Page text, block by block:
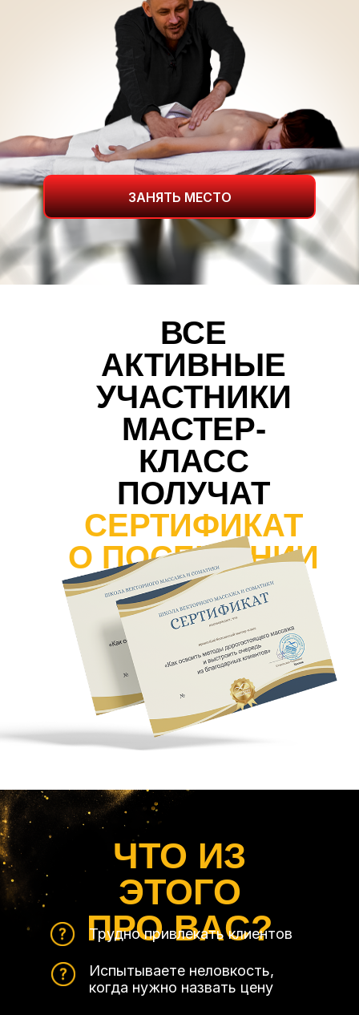
ЗАНЯТЬ МЕСТО
ВСЕ
АКТИВНЫЕ
УЧАСТНИКИ
МАСТЕР-
КЛАСС
ПОЛУЧАТ
СЕРТИФИКАТ
О ПОСЕЩЕНИИ
ЗАНЯТИЯ
ЧТО ИЗ
ЭТОГО
ПРО ВАС?
Трудно привлекать клиентов
Испытываете неловкость,
когда нужно назвать цену